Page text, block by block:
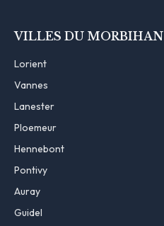
VILLES DU MORBIHAN
Lorient
Vannes
Lanester
Ploemeur
Hennebont
Pontivy
Auray
Guidel